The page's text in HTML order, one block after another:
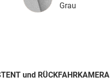
Grau
und RÜCKFAHRKAMERA